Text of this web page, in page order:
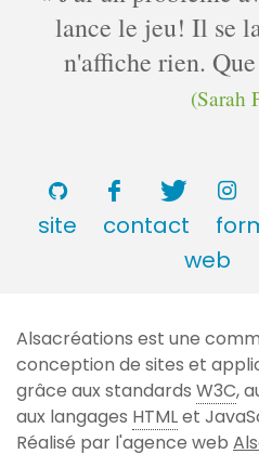
lance le jeu! Il se
n'affiche rien.
(Sarah
site
contact
web
Alsacréations est une
conception de sites et
grâce aux standards W3C,
aux langages HTMLet
Réalisé par l'agence web